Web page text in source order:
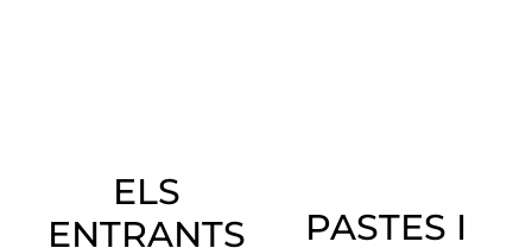
ELS
ENTRANTS
PASTES I